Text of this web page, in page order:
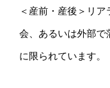
＜産前・産後＞リ
会、あるいは外部で
に限られています。